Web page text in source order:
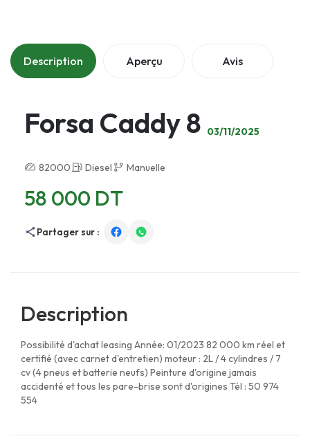
Description Aperçu Avis
Forsa Caddy 8 03/11/2025
82000 Diesel Manuelle
58 000 DT
Partager sur :
Description
Possibilité d'achat leasing Année: 01/2023 82 000 km réel et
certifié (avec carnet d'entretien) moteur : 2L / 4 cylindres / 7
cv (4 pneus et batterie neufs) Peinture d'origine jamais
accidenté et tous les pare-brise sont d'origines Tél : 50 974
554